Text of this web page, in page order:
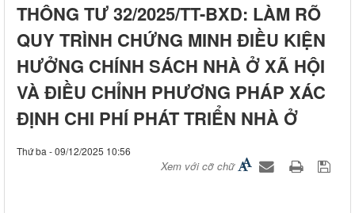
THÔNG TƯ 32/2025/TT-BXD: LÀM RÕ
QUY TRÌNH CHỨNG MINH ĐIỀU KIỆN
HƯỞNG CHÍNH SÁCH NHÀ Ở XÃ HỘI
VÀ ĐIỀU CHỈNH PHƯƠNG PHÁP XÁC
ĐỊNH CHI PHÍ PHÁT TRIỂN NHÀ Ở
Thứ ba - 09/12/2025 10:56
Xem với cỡ chữ